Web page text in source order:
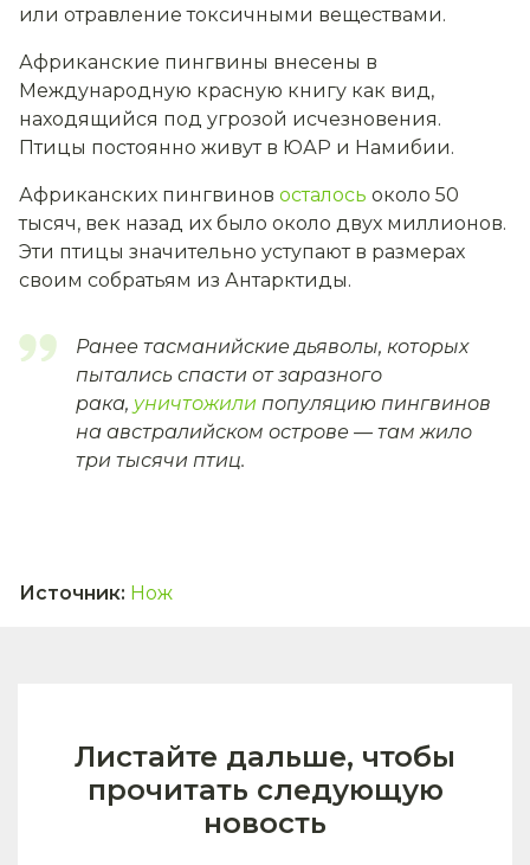
или отравление токсичными веществами.
Африканские пингвины внесены в
Международную красную книгу как вид,
находящийся под угрозой исчезновения.
Птицы постоянно живут в ЮАР и Намибии.
Африканских пингвинов осталось около 50
тысяч, век назад их было около двух миллионов.
Эти птицы значительно уступают в размерах
своим собратьям из Антарктиды.
Ранее тасманийские дьяволы, которых
пытались спасти от заразного
рака, уничтожили популяцию пингвинов
на австралийском острове — там жило
три тысячи птиц.
Источник: Нож
Листайте дальше, чтобы
прочитать следующую
новость